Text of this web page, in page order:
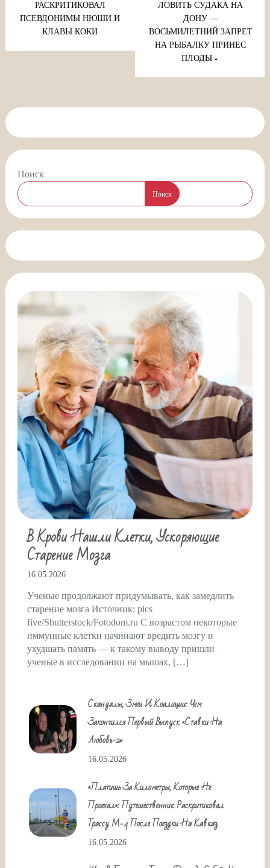
записям
РАСКРИТИКОВАЛ
ПСЕВДОНИМЫ НЮШИ И
КЛАВЫ КОКИ
ЛОВИТЬ СУДАКА НА
ДОНУ —
ВОСЬМИЛЕТНИЙ ЗАПРЕТ
НА РЫБАЛКУ ПРИНЕС
ПЛОДЫ
Поиск
Поиск
В Крови Нашли Клетки, Ускоряющие
Старение Мозга
16.05.2026
Ученые продолжают придумывать, как замедлить
старение мозга Источник: pics
five/Shutterstock/Fotodom.ru С возрастом некоторые
иммунные клетки начинают вредить мозгу и
ухудшать память — к такому выводу пришли
ученые в исследовании на мышах, […]
Скандалы, Змеи И Коалиции: Чем
Закончился Первый Выпуск «Ставки На
Любовь-2»
16.05.2026
«Платишь За Километры, Которые Не
Проехал»: Путешественник Раскритиковал
Трассу М-4 После Поездки На Кавказ
16.05.2026